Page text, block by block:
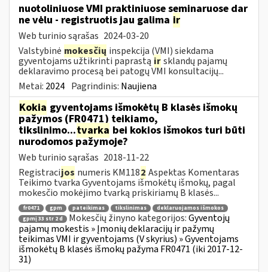
nuotoliniuose VMI praktiniuose seminaruose dar
ne vėlu - registruotis jau galima ir
Web turinio sąrašas 2024-03-20
Valstybinė mokesčių inspekcija (VMI) siekdama
gyventojams užtikrinti paprastą irsklandų pajamų
deklaravimo procesą bei patogų VMI konsultacijų...
Metai: 2024 Pagrindinis: Naujiena
Kokia gyventojams išmokėtų B klasės išmokų
pažymos (FR0471) teikiamo,
tikslinimo...tvarka bei kokios išmokos turi būti
nurodomos pažymoje?
Web turinio sąrašas 2018-11-22
Registracijos numeris KM1182 Aspektas Komentaras
Teikimo tvarka Gyventojams išmokėtų išmokų, pagal
mokesčio mokėjimo tvarką priskiriamų B klasės...
fr0471 gpm pateikimas tikslinimas
deklaruojamos išmokos
gpmį 33 str 2 d
Mokesčių žinyno kategorijos:Gyventojų
pajamų mokestis » Įmonių deklaracijų ir pažymų
teikimas VMI ir gyventojams (V skyrius) » Gyventojams
išmokėtų B klasės išmokų pažyma FR0471 (iki 2017-12-
31)